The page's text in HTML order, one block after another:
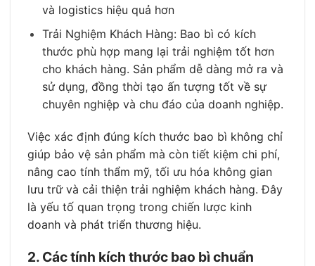
và logistics hiệu quả hơn
Trải Nghiệm Khách Hàng: Bao bì có kích
thước phù hợp mang lại trải nghiệm tốt hơn
cho khách hàng. Sản phẩm dễ dàng mở ra và
sử dụng, đồng thời tạo ấn tượng tốt về sự
chuyên nghiệp và chu đáo của doanh nghiệp.
Việc xác định đúng kích thước bao bì không chỉ
giúp bảo vệ sản phẩm mà còn tiết kiệm chi phí,
nâng cao tính thẩm mỹ, tối ưu hóa không gian
lưu trữ và cải thiện trải nghiệm khách hàng. Đây
là yếu tố quan trọng trong chiến lược kinh
doanh và phát triển thương hiệu.
2. Các tính kích thước bao bì chuẩn